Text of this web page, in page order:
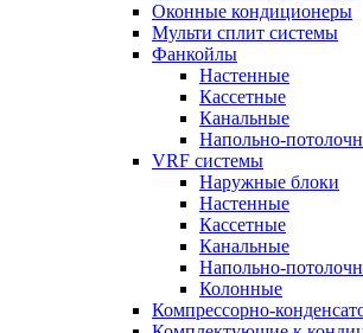
Оконные кондиционеры
Мульти сплит системы
Фанкойлы
Настенные
Кассетные
Канальные
Напольно-
VRF системы
Наружные блоки
Настенные
Кассетные
Канальные
Напольно-
Колонные
Компрессорно-